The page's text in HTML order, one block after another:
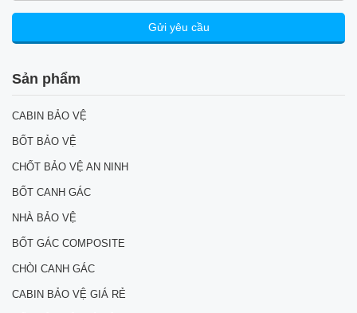
Sản phẩm
CABIN BẢO VỆ
BỐT BẢO VỆ
CHỐT BẢO VỆ AN NINH
BỐT CANH GÁC
NHÀ BẢO VỆ
BỐT GÁC COMPOSITE
CHÒI CANH GÁC
CABIN BẢO VỆ GIÁ RẺ